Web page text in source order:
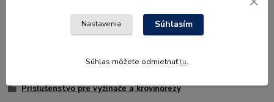
Príslušenstvo pre vyžínače a krovinorezy
Nastavenia Súhlasím
Súhlas môžete odmietnuťtu.